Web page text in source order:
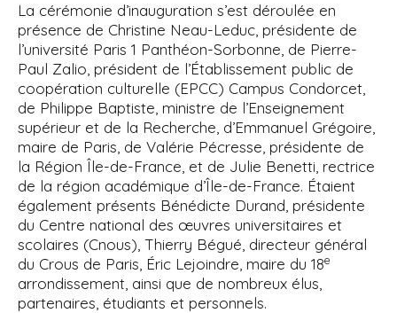
La cérémonie d’inauguration s’est déroulée en
présence de Christine Neau-Leduc, présidente de
l’université Paris 1 Panthéon-Sorbonne, de Pierre-
Paul Zalio, président de l’Établissement public de
coopération culturelle (EPCC) Campus Condorcet,
de Philippe Baptiste, ministre de l’Enseignement
supérieur et de la Recherche, d’Emmanuel Grégoire,
maire de Paris, de Valérie Pécresse, présidente de
la Région Île-de-France, et de Julie Benetti, rectrice
de la région académique d’Île-de-France. Étaient
également présents Bénédicte Durand, présidente
du Centre national des œuvres universitaires et
scolaires (Cnous), Thierry Bégué, directeur général
du Crous de Paris, Éric Lejoindre, maire du 18e
arrondissement, ainsi que de nombreux élus,
partenaires, étudiants et personnels.